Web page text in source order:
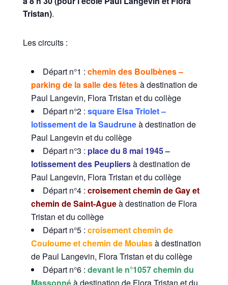
Tristan).
Les circuits :
Départ n°1 : chemin des Boulbènes –
parking de la salle des fêtesà destination de
Paul Langevin, Flora Tristan et du collège
Départ n°2 : square Elsa Triolet –
lotissement de la Saudruneà destination de
Paul Langevin et du collège
Départ n°3 : place du 8 mai 1945 –
lotissement des Peupliersà destination de
Paul Langevin, Flora Tristan et du collège
Départ n°4 : croisement chemin de Gay et
chemin de Saint-Agueà destination de Flora
Tristan et du collège
Départ n°5 : croisement chemin de
Couloume et chemin de Moulasà destination
de Paul Langevin, Flora Tristan et du collège
Départ n°6 : devant le n°1057 chemin du